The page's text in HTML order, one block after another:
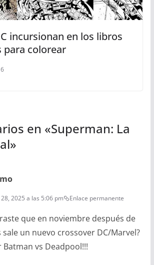
incursionan en los libros
para colorear
en «Superman: La
»
2025 a las 5:06 pm Enlace permanente
que en noviembre después de
sale un nuevo crossover DC/Marvel?
Batman vs Deadpool!!!